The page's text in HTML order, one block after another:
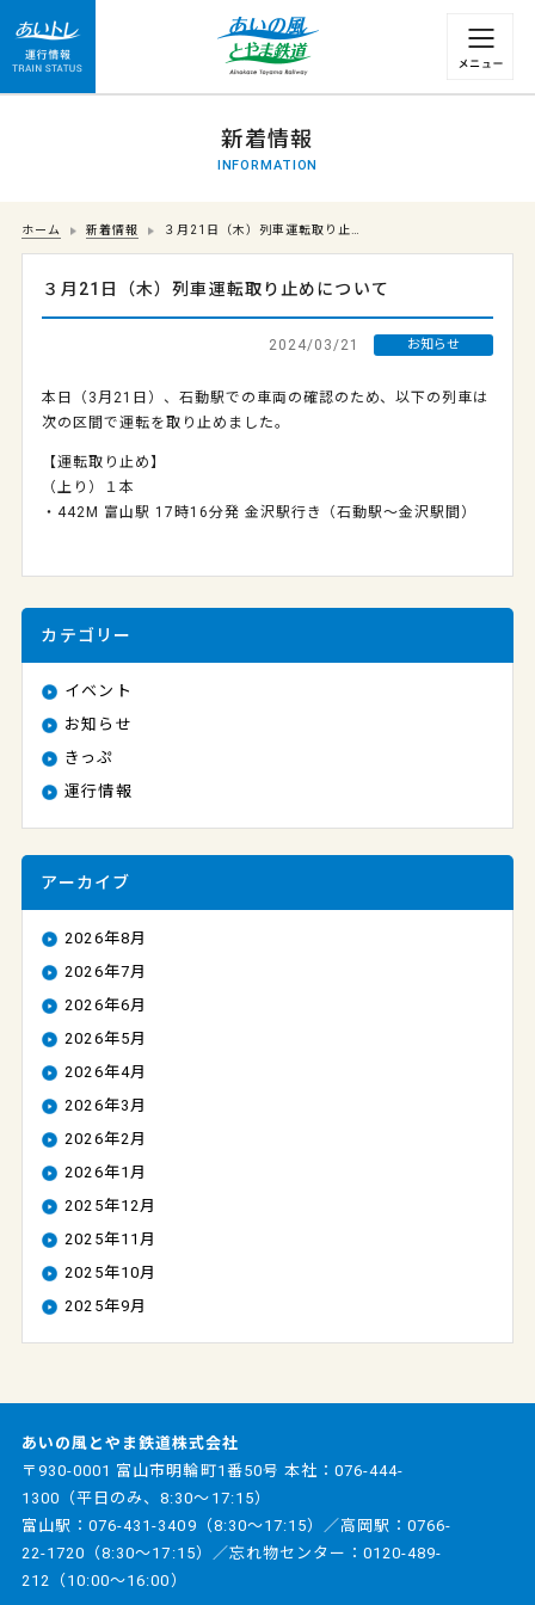
運行情報 列車の遅れ情報等についてはこちら
新着情報
INFORMATION
ホーム 新着情報 ３月21日（木）列車運転取り止…
３月21日（木）列車運転取り止めについて
2024/03/21 お知らせ
本日（3月21日）、石動駅での車両の確認のため、以下の列車は
次の区間で運転を取り止めました。
【運転取り止め】
（上り）１本
・442M 富山駅 17時16分発 金沢駅行き（石動駅～金沢駅間）
カテゴリー
イベント
お知らせ
きっぷ
運行情報
アーカイブ
2026年8月
2026年7月
2026年6月
2026年5月
2026年4月
2026年3月
2026年2月
2026年1月
2025年12月
2025年11月
2025年10月
2025年9月
あいの風とやま鉄道株式会社
〒930-0001 富山市明輪町1番50号 本社： 076-444-
1300 （平日のみ、8:30～17:15）
富山駅：076-431-3409 （8:30～17:15）／高岡駅：0766-
22-1720 （8:30～17:15）／忘れ物センター：0120-489-
212 （10:00～16:00）